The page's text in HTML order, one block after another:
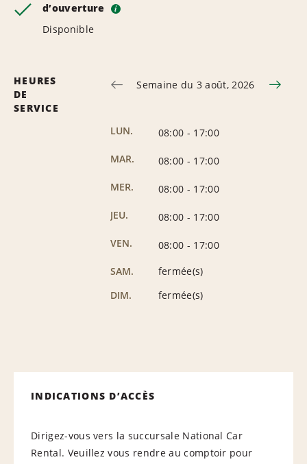
d’ouverture
i
Disponible
HEURES
DE
SERVICE
Semaine du 3 août, 2026
LUN. 08:00 - 17:00
MAR.
08:00 - 17:00
MER.
08:00 - 17:00
JEU.
08:00 - 17:00
VEN.
08:00 - 17:00
SAM.
fermée(s)
DIM.
fermée(s)
INDICATIONS D’ACCÈS
Dirigez-vous vers la succursale National Car
Rental. Veuillez vous rendre au comptoir pour